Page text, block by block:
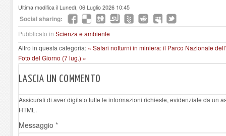
Ultima modifica il Lunedì, 06 Luglio 2026 10:45
Social sharing:
Pubblicato in Scienza e ambiente
Altro in questa categoria: « Safari notturni in miniera: il Parco Nazionale
Foto del Giorno (7 lug.) »
LASCIA UN COMMENTO
Assicurati di aver digitato tutte le informazioni richieste, evidenziate da un
HTML.
Messaggio *